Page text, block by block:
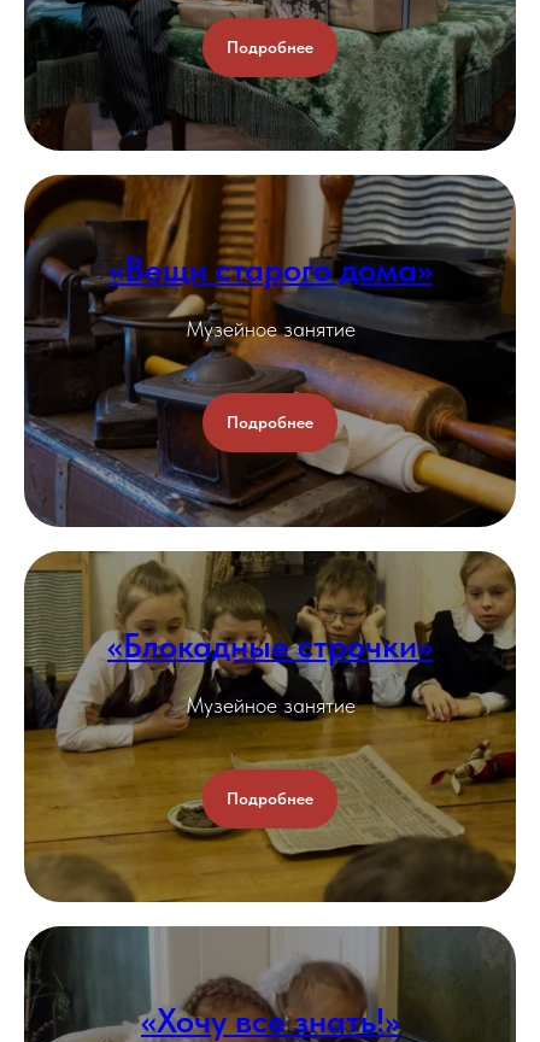
Подробнее
«Вещи старого дома»
Музейное занятие
Подробнее
«Блокадные строчки»
Музейное занятие
Подробнее
«Хочу все знать!»